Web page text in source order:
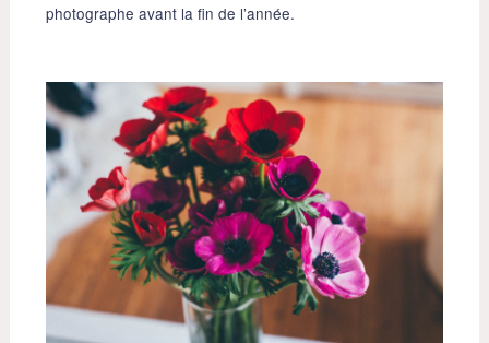
photographe avant la fin de l’année.